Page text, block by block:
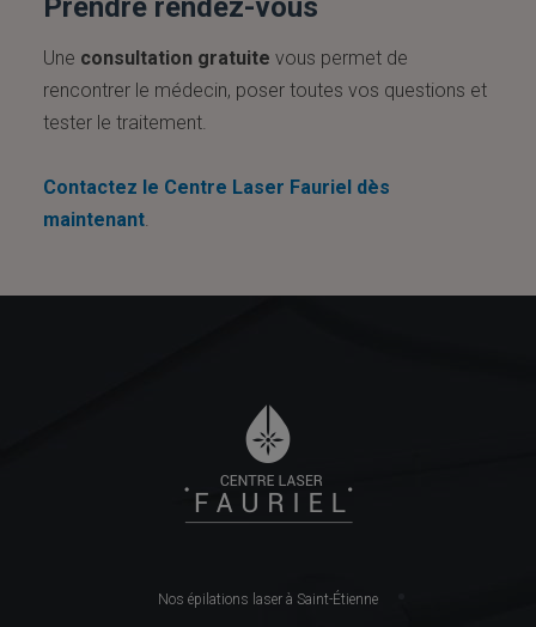
Prendre rendez-vous
Une consultation gratuite vous permet de
rencontrer le médecin, poser toutes vos questions et
tester le traitement.
Contactez le Centre Laser Fauriel dès
maintenant.
Nos épilations laser à Saint-Étienne